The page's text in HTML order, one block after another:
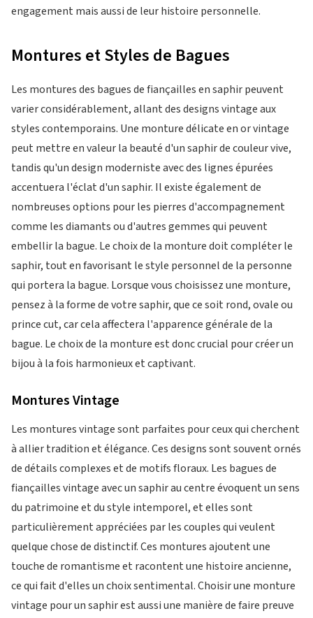
engagement mais aussi de leur histoire personnelle.
Montures et Styles de Bagues
Les montures des bagues de fiançailles en saphir peuvent
varier considérablement, allant des designs vintage aux
styles contemporains. Une monture délicate en or vintage
peut mettre en valeur la beauté d'un saphir de couleur vive,
tandis qu'un design moderniste avec des lignes épurées
accentuera l'éclat d'un saphir. Il existe également de
nombreuses options pour les pierres d'accompagnement
comme les diamants ou d'autres gemmes qui peuvent
embellir la bague. Le choix de la monture doit compléter le
saphir, tout en favorisant le style personnel de la personne
qui portera la bague. Lorsque vous choisissez une monture,
pensez à la forme de votre saphir, que ce soit rond, ovale ou
prince cut, car cela affectera l'apparence générale de la
bague. Le choix de la monture est donc crucial pour créer un
bijou à la fois harmonieux et captivant.
Montures Vintage
Les montures vintage sont parfaites pour ceux qui cherchent
à allier tradition et élégance. Ces designs sont souvent ornés
de détails complexes et de motifs floraux. Les bagues de
fiançailles vintage avec un saphir au centre évoquent un sens
du patrimoine et du style intemporel, et elles sont
particulièrement appréciées par les couples qui veulent
quelque chose de distinctif. Ces montures ajoutent une
touche de romantisme et racontent une histoire ancienne,
ce qui fait d'elles un choix sentimental. Choisir une monture
vintage pour un saphir est aussi une manière de faire preuve